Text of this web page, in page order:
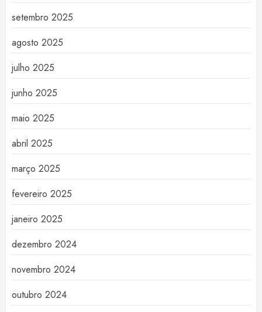
setembro 2025
agosto 2025
julho 2025
junho 2025
maio 2025
abril 2025
março 2025
fevereiro 2025
janeiro 2025
dezembro 2024
novembro 2024
outubro 2024